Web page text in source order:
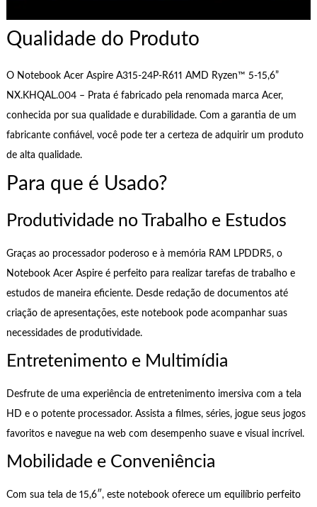
Qualidade do Produto
O Notebook Acer Aspire A315-24P-R611 AMD Ryzen™ 5-15,6”
NX.KHQAL.004 – Prata é fabricado pela renomada marca Acer,
conhecida por sua qualidade e durabilidade. Com a garantia de um
fabricante confiável, você pode ter a certeza de adquirir um produto
de alta qualidade.
Para que é Usado?
Produtividade no Trabalho e Estudos
Graças ao processador poderoso e à memória RAM LPDDR5, o
Notebook Acer Aspire é perfeito para realizar tarefas de trabalho e
estudos de maneira eficiente. Desde redação de documentos até
criação de apresentações, este notebook pode acompanhar suas
necessidades de produtividade.
Entretenimento e Multimídia
Desfrute de uma experiência de entretenimento imersiva com a tela
HD e o potente processador. Assista a filmes, séries, jogue seus jogos
favoritos e navegue na web com desempenho suave e visual incrível.
Mobilidade e Conveniência
Com sua tela de 15,6″, este notebook oferece um equilíbrio perfeito